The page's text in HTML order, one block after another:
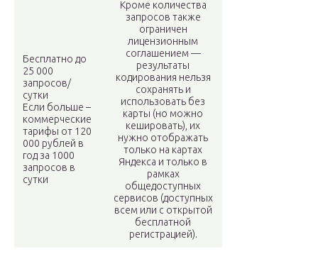
Бесплатно до
25 000
запросов/
сутки
Если больше –
коммерческие
тарифы от 120
000 рублей в
год за 1000
запросов в
сутки
Кроме количества
запросов также
ограничен
лицензионным
соглашением —
результаты
кодирования нельзя
сохранять и
использовать без
карты (но можно
кешировать), их
нужно отображать
только на картах
Яндекса и только в
рамках
общедоступных
сервисов (доступных
всем или с открытой
бесплатной
регистрацией).